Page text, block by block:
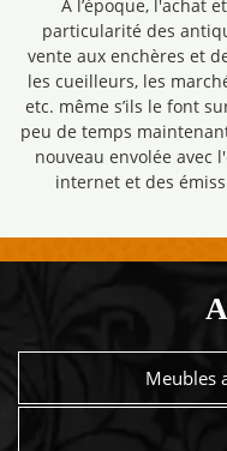
À l’époque, l'achat
particularité des
vente aux enchères et
les cueilleurs, les
etc. même s’ils le font
peu de temps
nouveau envolée avec
internet et des
Meubles